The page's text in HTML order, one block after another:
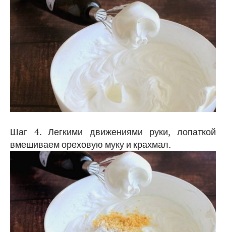
Шаг 4. Легкими движениями руки, лопаткой
вмешиваем ореховую муку и крахмал.